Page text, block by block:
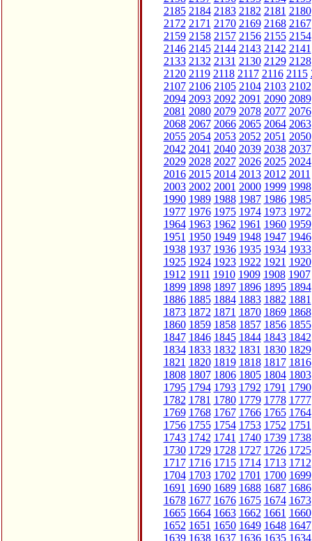
2185 2184 2183 2182 2181 2180
2172 2171 2170 2169 2168 2167
2159 2158 2157 2156 2155 2154
2146 2145 2144 2143 2142 2141
2133 2132 2131 2130 2129 2128
2120 2119 2118 2117 2116 2115
2107 2106 2105 2104 2103 2102
2094 2093 2092 2091 2090 2089
2081 2080 2079 2078 2077 2076
2068 2067 2066 2065 2064 2063
2055 2054 2053 2052 2051 2050
2042 2041 2040 2039 2038 2037
2029 2028 2027 2026 2025 2024
2016 2015 2014 2013 2012 2011
2003 2002 2001 2000 1999 1998
1990 1989 1988 1987 1986 1985
1977 1976 1975 1974 1973 1972
1964 1963 1962 1961 1960 1959
1951 1950 1949 1948 1947 1946
1938 1937 1936 1935 1934 1933
1925 1924 1923 1922 1921 1920
1912 1911 1910 1909 1908 1907
1899 1898 1897 1896 1895 1894
1886 1885 1884 1883 1882 1881
1873 1872 1871 1870 1869 1868
1860 1859 1858 1857 1856 1855
1847 1846 1845 1844 1843 1842
1834 1833 1832 1831 1830 1829
1821 1820 1819 1818 1817 1816
1808 1807 1806 1805 1804 1803
1795 1794 1793 1792 1791 1790
1782 1781 1780 1779 1778 1777
1769 1768 1767 1766 1765 1764
1756 1755 1754 1753 1752 1751
1743 1742 1741 1740 1739 1738
1730 1729 1728 1727 1726 1725
1717 1716 1715 1714 1713 1712
1704 1703 1702 1701 1700 1699
1691 1690 1689 1688 1687 1686
1678 1677 1676 1675 1674 1673
1665 1664 1663 1662 1661 1660
1652 1651 1650 1649 1648 1647
1639 1638 1637 1636 1635 1634